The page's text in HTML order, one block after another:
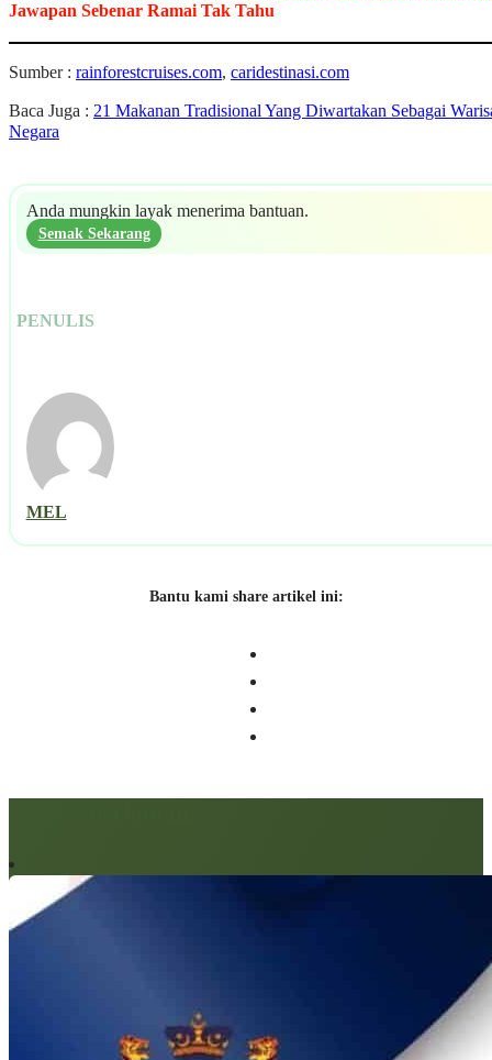
Jawapan Sebenar Ramai Tak Tahu
Sumber : rainforestcruises.com, caridestinasi.com
Baca Juga : 21 Makanan Tradisional Yang Diwartakan Sebagai
Negara
Anda mungkin layak menerima bantuan.
Semak Sekarang
PENULIS
MEL
Bantu kami share artikel ini: